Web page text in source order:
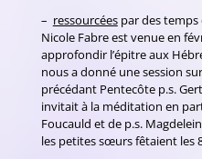
– ressourcéespar des temps
Nicole Fabre est venue en
approfondir l’épitre aux
nous a donné une session
précédant Pentecôte p.s.
invitait à la méditation en
Foucauld et de p.s.
les petites sœurs fêtaient les